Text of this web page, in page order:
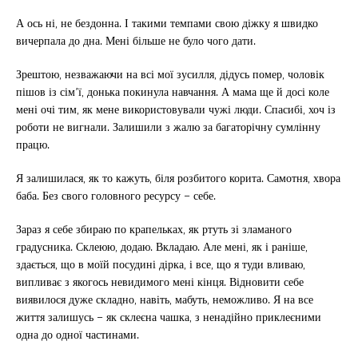
А ось ні, не бездонна. І такими темпами свою діжку я швидко
вичерпала до дна. Мені більше не було чого дати.
Зрештою, незважаючи на всі мої зусилля, дідусь помер, чоловік
пішов із сім’ї, донька покинула навчання. А мама ще й досі коле
мені очі тим, як мене використовували чужі люди. Спасибі, хоч із
роботи не вигнали. Залишили з жалю за багаторічну сумлінну
працю.
Я залишилася, як то кажуть, біля розбитого корита. Самотня, хвора
баба. Без свого головного ресурсу – себе.
Зараз я себе збираю по крапельках, як ртуть зі зламаного
градусника. Склеюю, додаю. Вкладаю. Але мені, як і раніше,
здається, що в моїй посудині дірка, і все, що я туди вливаю,
випливає з якогось невидимого мені кінця. Відновити себе
виявилося дуже складно, навіть, мабуть, неможливо. Я на все
життя залишусь – як склеєна чашка, з ненадійно приклеєними
одна до одної частинами.